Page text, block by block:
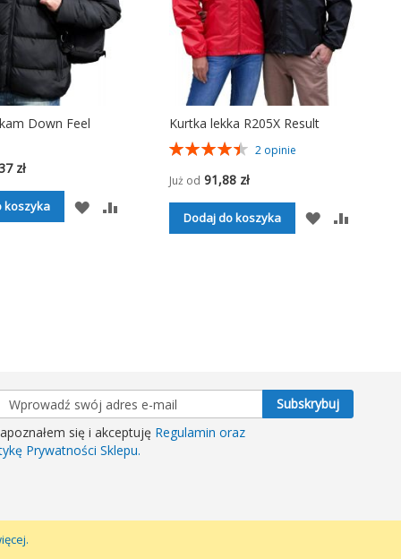
Down Feel
zł
koszyka
DODAJPORÓWNAJ
Kurtka lekka R205X Result
Ocena:
2 opinie
Już od 91,88 zł
Dodaj do koszyka
DODAJ
Subskrybuj
się i akceptuję Regulamin oraz
Prywatności Sklepu.